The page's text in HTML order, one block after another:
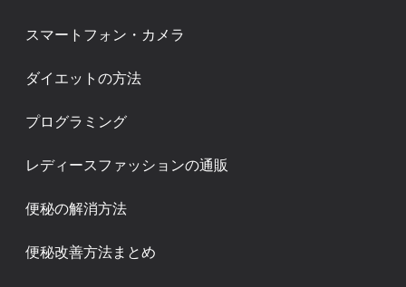
スマートフォン・カメラ
ダイエットの方法
プログラミング
レディースファッションの通販
便秘の解消方法
便秘改善方法まとめ